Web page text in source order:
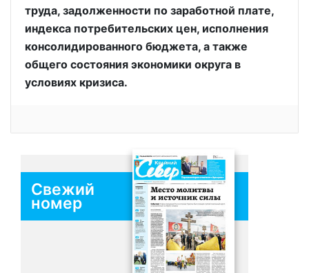
труда, задолженности по заработной плате,
индекса потребительских цен, исполнения
консолидированного бюджета, а также
общего состояния экономики округа в
условиях кризиса.
Свежий
номер